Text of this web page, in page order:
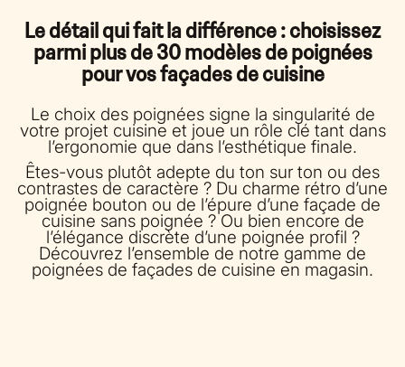
Le détail qui fait la différence : choisissez
parmi plus de 30 modèles de poignées
pour vos façades de cuisine
Le choix des poignées signe la singularité de
votre projet cuisine et joue un rôle clé tant dans
l’ergonomie que dans l’esthétique finale.
Êtes-vous plutôt adepte du ton sur ton ou des
contrastes de caractère ? Du charme rétro d’une
poignée bouton ou de l’épure d’une façade de
cuisine sans poignée ? Ou bien encore de
l’élégance discrète d’une poignée profil ?
Découvrez l’ensemble de notre gamme de
poignées de façades de cuisine en magasin.